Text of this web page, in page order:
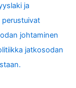
ja
johtaminen
jatkosodan